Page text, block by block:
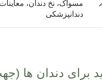
🦷🪥
مسواک، نخ دندان، معاینات
دندانپزشکی
برای دندان ها